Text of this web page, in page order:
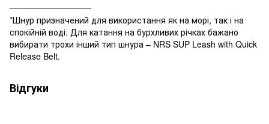
*Шнур призначений для використання як на морі, так і на
спокійній воді. Для катання на бурхливих річках бажано
вибирати трохи інший тип шнура – NRS SUP Leash with Quick
Release Belt.
Відгуки